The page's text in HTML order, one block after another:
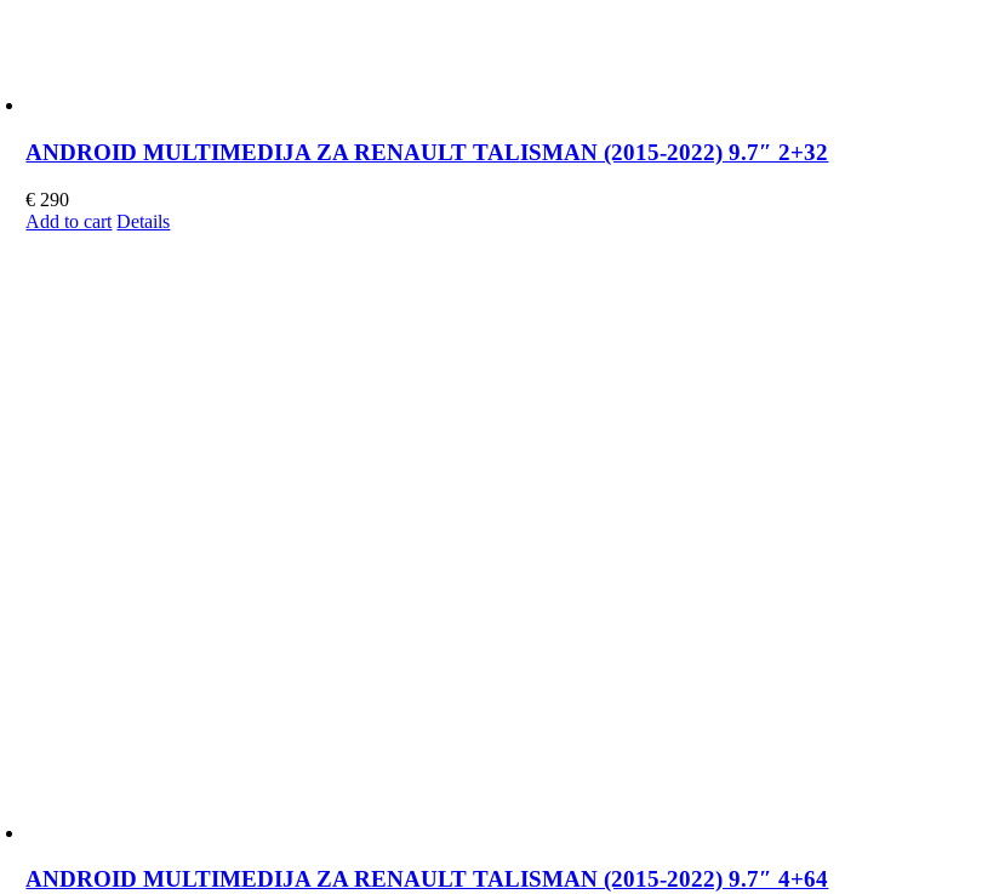
ANDROID MULTIMEDIJA ZA RENAULT TALISMAN (2015-2022) 9.7″ 2+32
€ 290
Add to cart Details
ANDROID MULTIMEDIJA ZA RENAULT TALISMAN (2015-2022) 9.7″ 4+64